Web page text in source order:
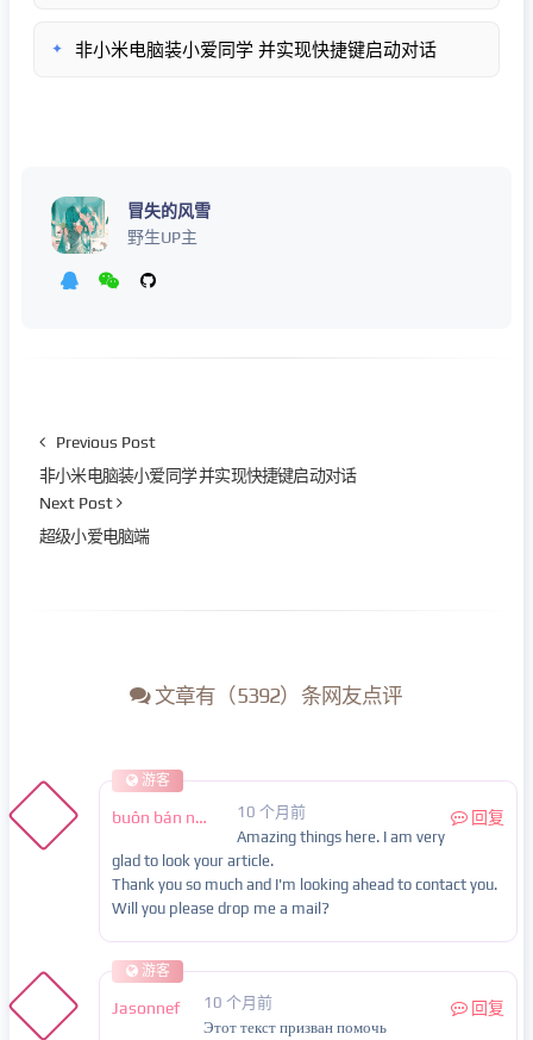
✦ 非小米电脑装小爱同学 并实现快捷键启动对话
冒失的风雪
野生UP主
Previous Post
非小米电脑装小爱同学 并实现快捷键启动对话
Next Post
超级小爱电脑端
文章有（5392）条网友点评
游客
回复
buôn bán nội tạng
10 个月前
Amazing things here. I am very
glad to look your article.
Thank you so much and I'm looking ahead to contact you.
Will you please drop me a mail?
游客
回复
Jasonnef
10 个月前
Этот текст призван помочь